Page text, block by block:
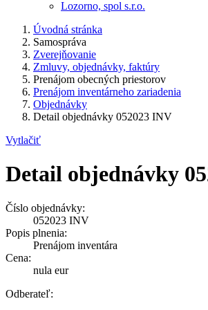
Lozorno, spol s.r.o.
Úvodná stránka
Samospráva
Zverejňovanie
Zmluvy, objednávky, faktúry
Prenájom obecných priestorov
Prenájom inventárneho zariadenia
Objednávky
Detail objednávky 052023 INV
Vytlačiť
Detail objednávky
Číslo objednávky:
052023 INV
Popis plnenia:
Prenájom inventára
Cena:
nula eur
Odberateľ: